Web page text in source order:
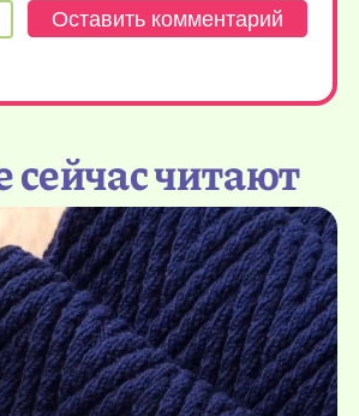
читают